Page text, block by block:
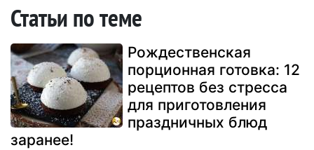
Статьи по теме
Рождественская
порционная готовка: 12
рецептов без стресса
для приготовления
праздничных блюд
заранее!